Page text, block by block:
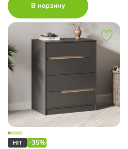
В корзину
-35%